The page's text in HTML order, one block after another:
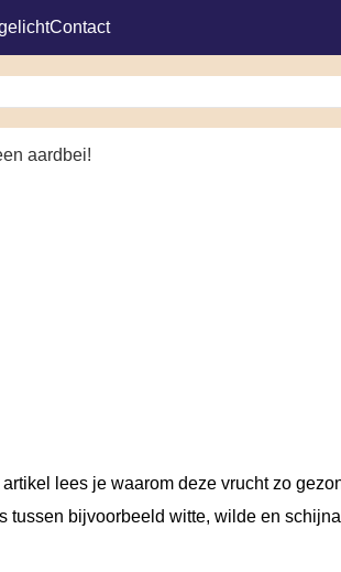
Contact
aardbei!
lees je waarom deze vrucht zo
tussen bijvoorbeeld witte, wilde en